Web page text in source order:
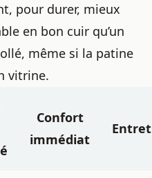
pour durer, mieux
en bon cuir qu’un
même si la patine
vitrine.
Confort
immédiat